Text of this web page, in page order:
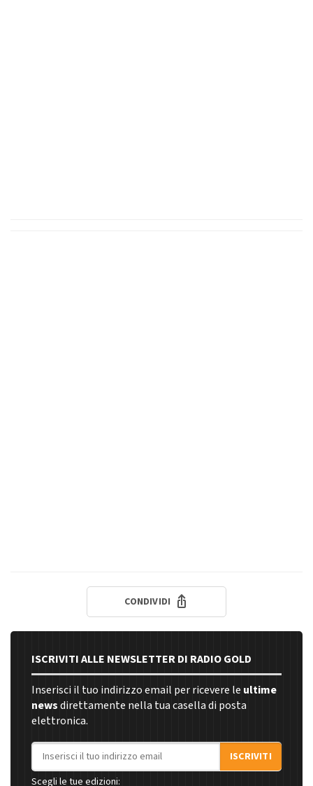
CONDIVIDI
ISCRIVITI ALLE NEWSLETTER DI RADIO GOLD
Inserisci il tuo indirizzo email per ricevere le ultime
newsdirettamente nella tua casella di posta
elettronica.
Indirizzo email
ISCRIVITI
Scegli le tue edizioni: